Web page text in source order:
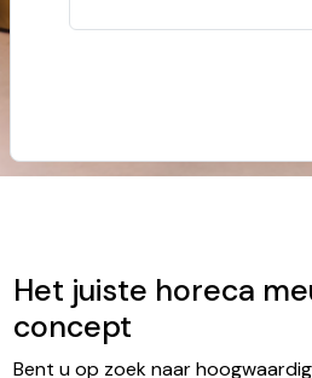
Het juiste horeca
concept
Bent u op zoek naar